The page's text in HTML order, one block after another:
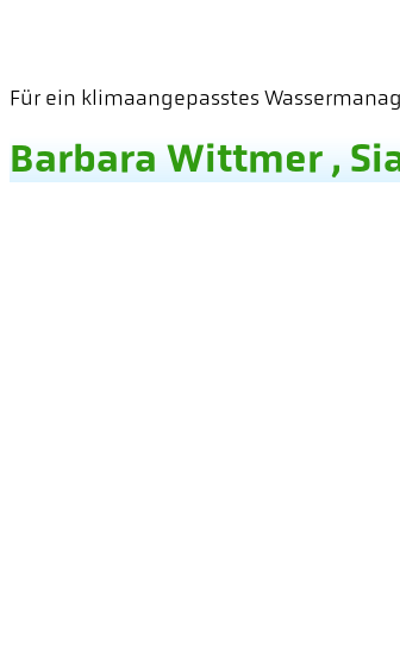
Für ein klimaangepasstes
Barbara Wittmer ,